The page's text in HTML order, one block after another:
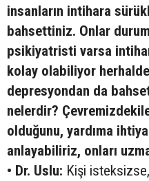
insanların intihara
bahsettiniz. Onlar
psikiyatristi varsa
kolay olabiliyor
depresyondan da
nelerdir?
olduğunu, yardıma
anlayabiliriz, onları
• Dr. Uslu: Kişi